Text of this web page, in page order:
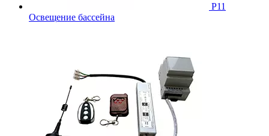
Р11
Освещение бассейна